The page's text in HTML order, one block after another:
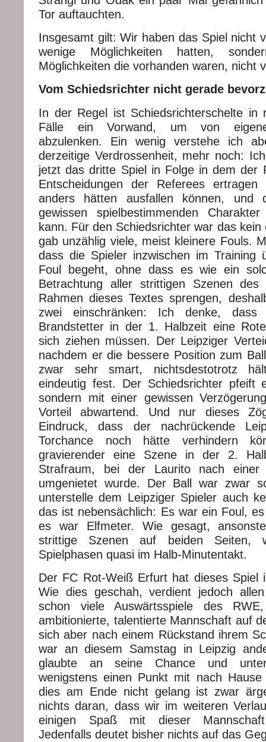
Tor auftauchten.
Insgesamt gilt: Wir haben das Spiel nicht
wenige Möglichkeiten hatten,
Möglichkeiten die vorhanden waren, nicht
Vom Schiedsrichter nicht gerade
In der Regel ist Schiedsrichterschelte in
Fälle ein Vorwand, um von
abzulenken. Ein wenig verstehe ich
derzeitige Verdrossenheit, mehr noch:
jetzt das dritte Spiel in Folge in dem der
Entscheidungen der Referees
anders hätten ausfallen können, und
gewissen spielbestimmenden
kann. Für den Schiedsrichter war das kein
gab unzählig viele, meist kleinere Fouls.
dass die Spieler inzwischen im Training
Foul begeht, ohne dass es wie ein
Betrachtung aller strittigen Szenen
Rahmen dieses Textes sprengen,
zwei einschränken: Ich denke,
Brandstetter in der 1. Halbzeit eine
sich ziehen müssen. Der Leipziger
nachdem er die bessere Position zum
zwar sehr smart, nichtsdestotrotz
eindeutig fest. Der Schiedsrichter pfeift
sondern mit einer gewissen
Vorteil abwartend. Und nur dieses
Eindruck, dass der nachrückende
Torchance noch hätte verhindern
gravierender eine Szene in der 2.
Strafraum, bei der Laurito nach einer
umgenietet wurde. Der Ball war zwar
unterstelle dem Leipziger Spieler auch
das ist nebensächlich: Es war ein Foul,
es war Elfmeter. Wie gesagt,
strittige Szenen auf beiden Seiten,
Spielphasen quasi im Halb-Minutentakt.
Der FC Rot-Weiß Erfurt hat dieses Spiel
Wie dies geschah, verdient jedoch
schon viele Auswärtsspiele des
ambitionierte, talentierte Mannschaft auf
sich aber nach einem Rückstand ihrem
war an diesem Samstag in Leipzig
glaubte an seine Chance und
wenigstens einen Punkt mit nach
dies am Ende nicht gelang ist zwar
nichts daran, dass wir im weiteren
einigen Spaß mit dieser
Jedenfalls deutet bisher nichts auf das